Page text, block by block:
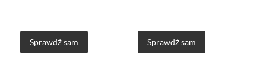
Sprawdź sam Sprawdź sam